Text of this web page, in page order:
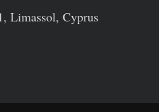
Limassol, Cyprus